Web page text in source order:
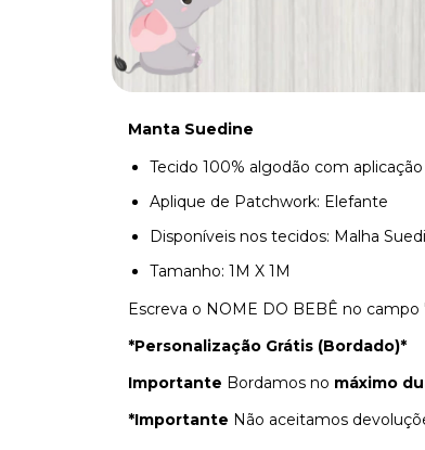
Manta Suedine
Tecido 100% algodão com
Aplique de Patchwork: Elefante
Disponíveis nos tecidos: Malha
Tamanho: 1M X 1M
Escreva o NOME DO BEBÊ no campo
*Personalização Grátis (Bordado)*
Importante Bordamos no máximo
*Importante Não aceitamos